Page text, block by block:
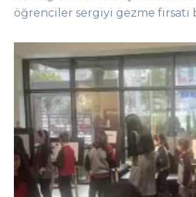
öğrenciler sergiyi gezme fırsatı